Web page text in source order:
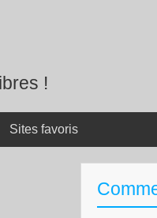
!
Sites favoris